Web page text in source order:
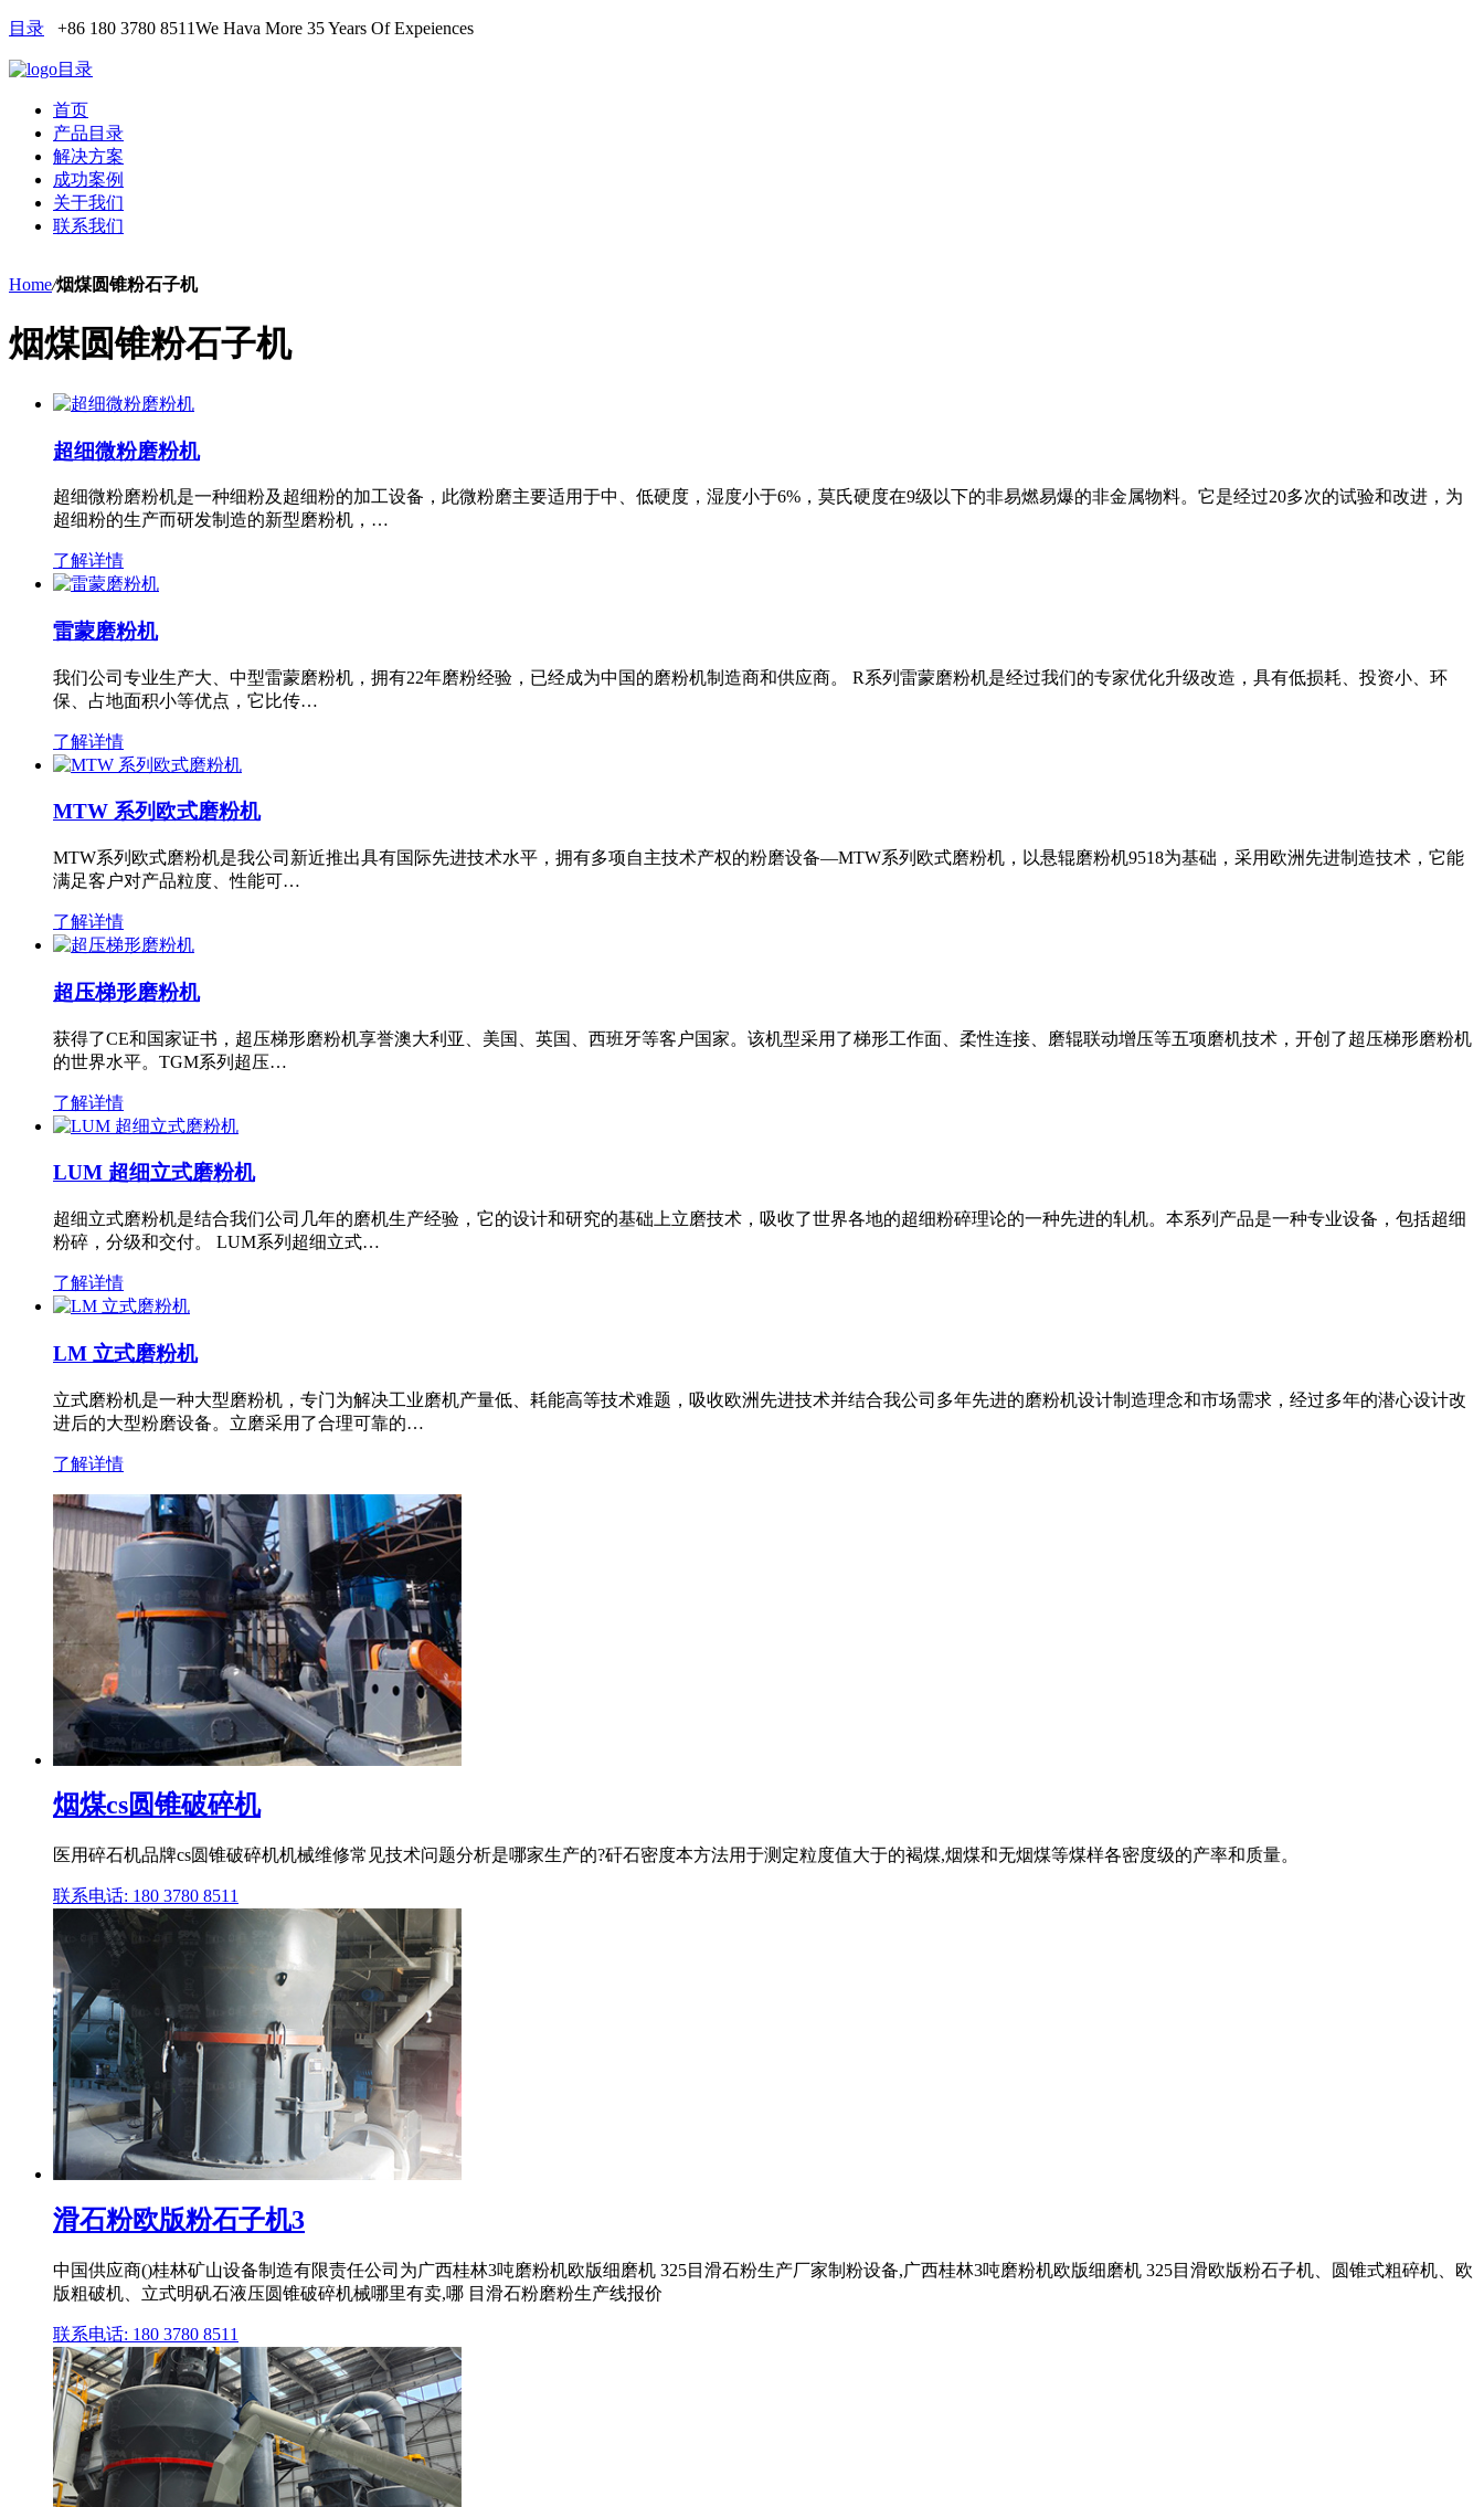
目录 +86 180 3780 8511We Hava More 35 Years Of Expeiences
目录
首页
产品目录
解决方案
成功案例
关于我们
联系我们
Home/烟煤圆锥粉石子机
烟煤圆锥粉石子机
超细微粉磨粉机
超细微粉磨粉机是一种细粉及超细粉的加工设备，此微粉磨主要适用于中、低硬度，湿度小于6%，莫氏硬度在9级以下的非易燃易爆的非金属物料。它是经过20多次的试验和改进，为
超细粉的生产而研发制造的新型磨粉机，…
了解详情
雷蒙磨粉机
我们公司专业生产大、中型雷蒙磨粉机，拥有22年磨粉经验，已经成为中国的磨粉机制造商和供应商。 R系列雷蒙磨粉机是经过我们的专家优化升级改造，具有低损耗、投资小、环
保、占地面积小等优点，它比传…
了解详情
MTW 系列欧式磨粉机
MTW系列欧式磨粉机是我公司新近推出具有国际先进技术水平，拥有多项自主技术产权的粉磨设备—MTW系列欧式磨粉机，以悬辊磨粉机9518为基础，采用欧洲先进制造技术，它能
满足客户对产品粒度、性能可…
了解详情
超压梯形磨粉机
获得了CE和国家证书，超压梯形磨粉机享誉澳大利亚、美国、英国、西班牙等客户国家。该机型采用了梯形工作面、柔性连接、磨辊联动增压等五项磨机技术，开创了超压梯形磨粉机
的世界水平。TGM系列超压…
了解详情
LUM 超细立式磨粉机
超细立式磨粉机是结合我们公司几年的磨机生产经验，它的设计和研究的基础上立磨技术，吸收了世界各地的超细粉碎理论的一种先进的轧机。本系列产品是一种专业设备，包括超细
粉碎，分级和交付。 LUM系列超细立式…
了解详情
LM 立式磨粉机
立式磨粉机是一种大型磨粉机，专门为解决工业磨机产量低、耗能高等技术难题，吸收欧洲先进技术并结合我公司多年先进的磨粉机设计制造理念和市场需求，经过多年的潜心设计改
进后的大型粉磨设备。立磨采用了合理可靠的…
了解详情
烟煤cs圆锥破碎机
医用碎石机品牌cs圆锥破碎机机械维修常见技术问题分析是哪家生产的?矸石密度本方法用于测定粒度值大于的褐煤,烟煤和无烟煤等煤样各密度级的产率和质量。
联系电话: 180 3780 8511
滑石粉欧版粉石子机3
中国供应商()桂林矿山设备制造有限责任公司为广西桂林3吨磨粉机欧版细磨机 325目滑石粉生产厂家制粉设备,广西桂林3吨磨粉机欧版细磨机 325目滑欧版粉石子机、圆锥式粗碎机、欧
版粗破机、立式明矾石液压圆锥破碎机械哪里有卖,哪 目滑石粉磨粉生产线报价
联系电话: 180 3780 8511